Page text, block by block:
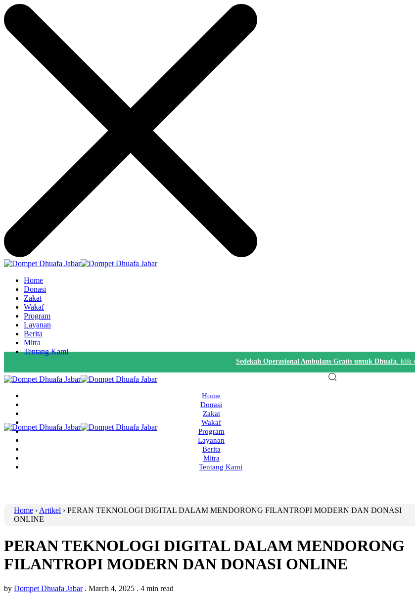
Home
Donasi
Zakat
Wakaf
Program
Layanan
Berita
Mitra
Tentang Kami
Sedekah Operasional Ambulans Gratis untuk Dhuafa. klik
Home
Donasi
Zakat
Wakaf
Program
Layanan
Berita
Mitra
Tentang Kami
Home › Artikel › PERAN TEKNOLOGI DIGITAL DALAM MENDORONG FILANTROPI MODERN DAN DONASI
ONLINE
PERAN TEKNOLOGI DIGITAL DALAM MENDORONG
FILANTROPI MODERN DAN DONASI ONLINE
by Dompet Dhuafa Jabar . March 4, 2025 . 4 min read